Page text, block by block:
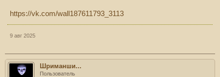
https://vk.com/wall187611793_3113
9 авг 2025
Шриманши...
Пользователь